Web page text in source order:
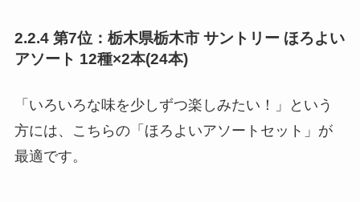
2.2.4 第7位：栃木県栃木市 サントリー ほろよい
アソート 12種×2本(24本)
「いろいろな味を少しずつ楽しみたい！」という
方には、こちらの「ほろよいアソートセット」が
最適です。